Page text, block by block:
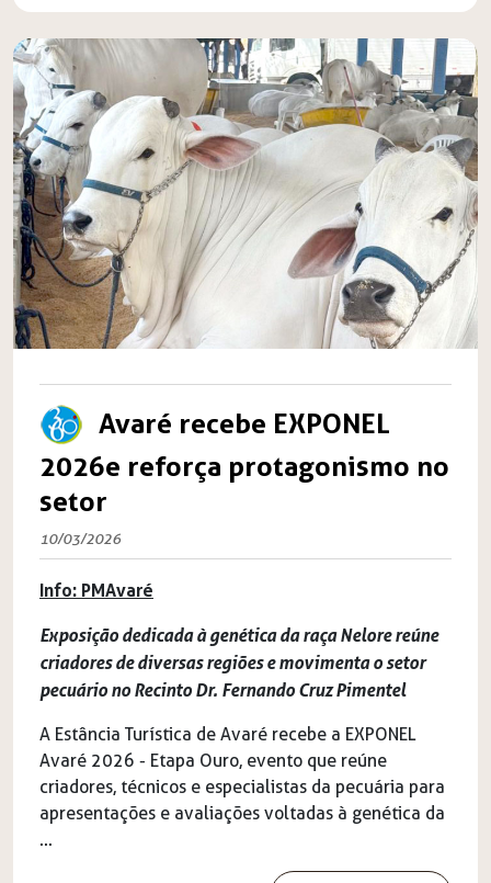
Avaré recebe EXPONEL
2026e reforça protagonismo no
setor
10/03/2026
Info: PMAvaré
Exposição dedicada à genética da raça Nelore reúne
criadores de diversas regiões e movimenta o setor
pecuário no Recinto Dr. Fernando Cruz Pimentel
A Estância Turística de Avaré recebe a EXPONEL
Avaré 2026 - Etapa Ouro, evento que reúne
criadores, técnicos e especialistas da pecuária para
apresentações e avaliações voltadas à genética da
...